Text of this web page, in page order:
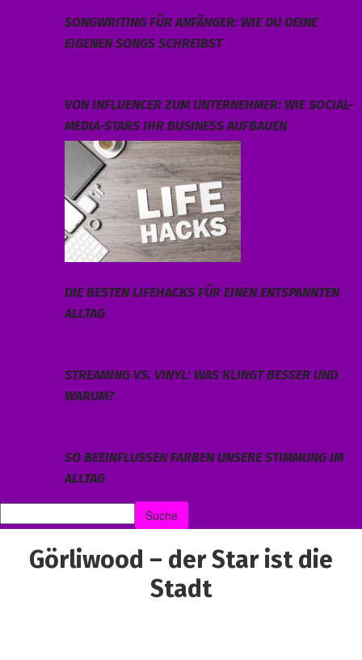
SONGWRITING FÜR ANFÄNGER: WIE DU DEINE
EIGENEN SONGS SCHREIBST
VON INFLUENCER ZUM UNTERNEHMER: WIE SOCIAL-
MEDIA-STARS IHR BUSINESS AUFBAUEN
DIE BESTEN LIFEHACKS FÜR EINEN ENTSPANNTEN
ALLTAG
STREAMING VS. VINYL: WAS KLINGT BESSER UND
WARUM?
SO BEEINFLUSSEN FARBEN UNSERE STIMMUNG IM
ALLTAG
Görliwood – der Star ist die
Stadt